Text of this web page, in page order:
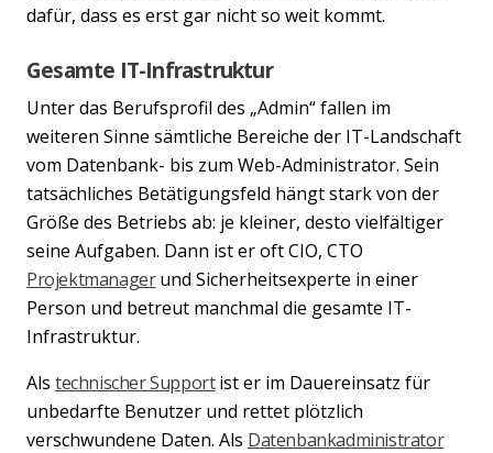
dafür, dass es erst gar nicht so weit kommt.
Gesamte IT-Infrastruktur
Unter das Berufsprofil des „Admin“ fallen im
weiteren Sinne sämtliche Bereiche der IT-Landschaft
vom Datenbank- bis zum Web-Administrator. Sein
tatsächliches Betätigungsfeld hängt stark von der
Größe des Betriebs ab: je kleiner, desto vielfältiger
seine Aufgaben. Dann ist er oft CIO, CTO
Projektmanagerund Sicherheitsexperte in einer
Person und betreut manchmal die gesamte IT-
Infrastruktur.
Als technischer Supportist er im Dauereinsatz für
unbedarfte Benutzer und rettet plötzlich
verschwundene Daten. Als Datenbankadministrator